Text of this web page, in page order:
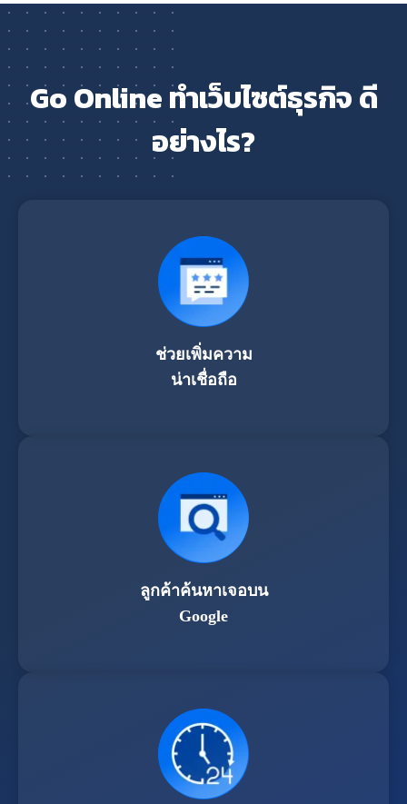
Go Online ทำเว็บไซต์ธุรกิจ ดี
อย่างไร?
ช่วยเพิ่มความ
น่าเชื่อถือ
ลูกค้าค้นหาเจอบน
Google